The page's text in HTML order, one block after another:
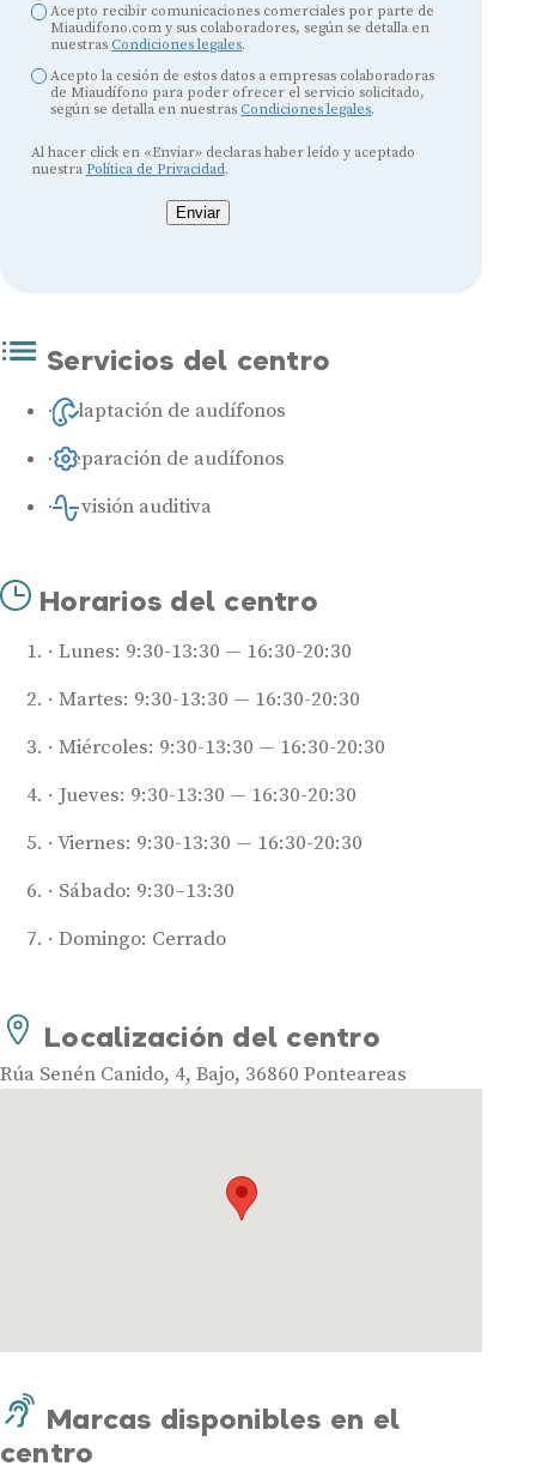
Acepto recibir comunicaciones comerciales por parte de
Miaudifono.com y sus colaboradores, según se detalla en
nuestras Condiciones legales.
Acepto la cesión de estos datos a empresas colaboradoras
de Miaudífono para poder ofrecer el servicio solicitado,
según se detalla en nuestras Condiciones legales.
Al hacer click en «Enviar» declaras haber leído y aceptado
nuestra Política de Privacidad.
Enviar
Servicios del centro
Adaptación de audífonos
Reparación de audífonos
Revisión auditiva
Horarios del centro
Lunes: 9:30-13:30 — 16:30-20:30
Martes: 9:30-13:30 — 16:30-20:30
Miércoles: 9:30-13:30 — 16:30-20:30
Jueves: 9:30-13:30 — 16:30-20:30
Viernes: 9:30-13:30 — 16:30-20:30
Sábado: 9:30–13:30
Domingo: Cerrado
Localización del centro
Rúa Senén Canido, 4, Bajo, 36860 Ponteareas
Marcas disponibles en el
centro
Audífonos
Mejores marcas de audífonos
Audífonos invisibles
Audífonos bluetooth
Guía completa